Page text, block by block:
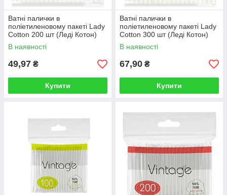
Ватні палички в
поліетиленовому пакеті Lady
Cotton 200 шт (Леді Котон)
В наявності
49,97 ₴
Купити
Ватні палички в
поліетиленовому пакеті Lady
Cotton 300 шт (Леді Котон)
В наявності
67,90 ₴
Купити